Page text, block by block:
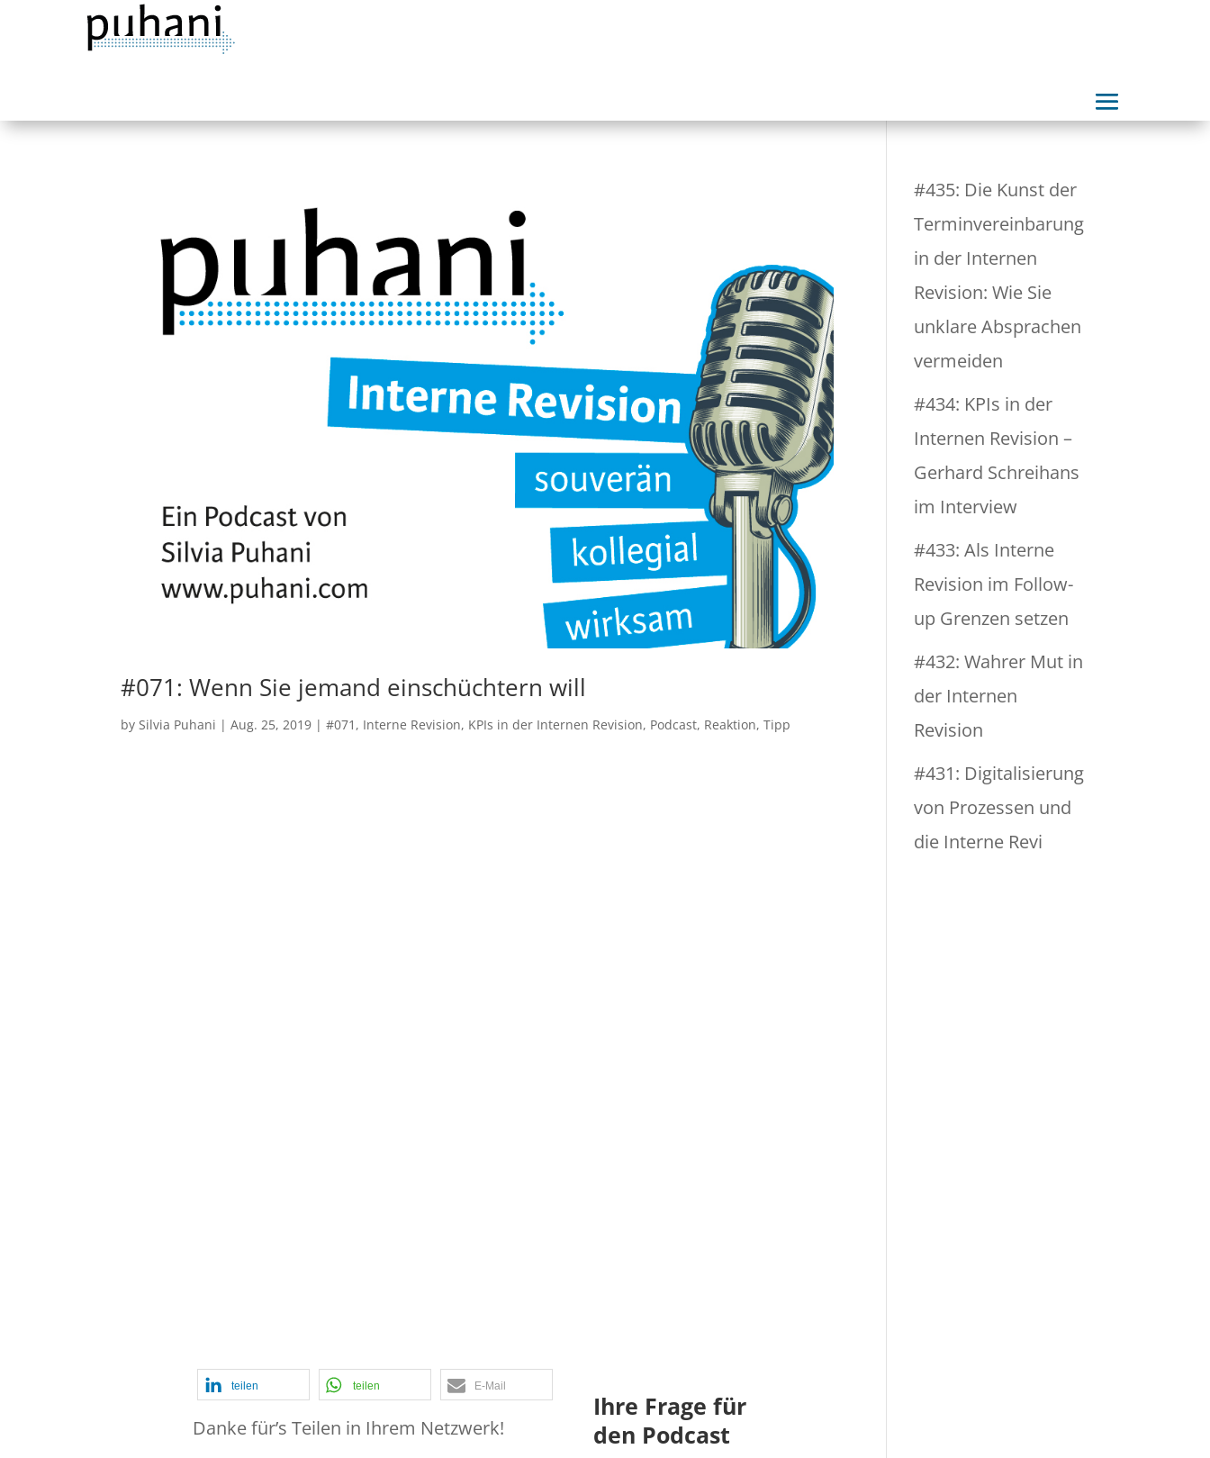
#071: Wenn Sie jemand einschüchtern will
bySilvia Puhani |Aug. 25, 2019 |#071 , Interne Revision, KPIs in der Internen Revision, Podcast, Reaktion,Tipp
teilen teilen E-Mail
Danke für’s Teilen in Ihrem Netzwerk!
Ihre Frage für
den Podcast
#435: Die Kunst der
Terminvereinbarung
in der Internen
Revision: Wie Sie
unklare Absprachen
vermeiden
#434: KPIs in der
Internen Revision –
Gerhard Schreihans
im Interview
#433: Als Interne
Revision im Follow-
up Grenzen setzen
#432: Wahrer Mut in
der Internen
Revision
#431: Digitalisierung
von Prozessen und
die Interne Revi